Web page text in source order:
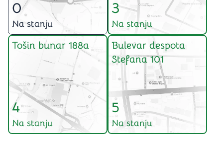
0
Na stanju
3
Na stanju
Tošin bunar 188a
4
Na stanju
Bulevar despota
Stefana 101
5
Na stanju